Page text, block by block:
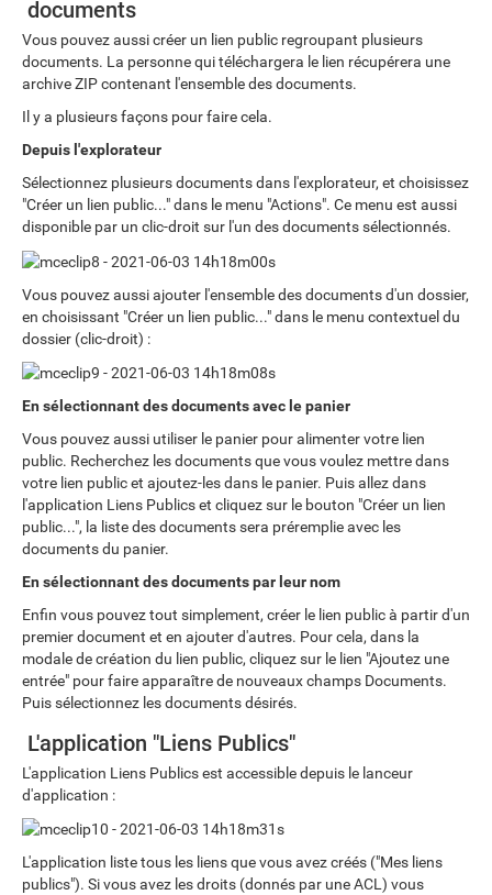
documents
Vous pouvez aussi créer un lien public regroupant plusieurs
documents. La personne qui téléchargera le lien récupérera une
archive ZIP contenant l'ensemble des documents.
Il y a plusieurs façons pour faire cela.
Depuis l'explorateur
Sélectionnez plusieurs documents dans l'explorateur, et choisissez
"Créer un lien public..." dans le menu "Actions". Ce menu est aussi
disponible par un clic-droit sur l'un des documents sélectionnés.
Vous pouvez aussi ajouter l'ensemble des documents d'un dossier,
en choisissant "Créer un lien public..." dans le menu contextuel du
dossier (clic-droit) :
En sélectionnant des documents avec le panier
Vous pouvez aussi utiliser le panier pour alimenter votre lien
public. Recherchez les documents que vous voulez mettre dans
votre lien public et ajoutez-les dans le panier. Puis allez dans
l'application Liens Publics et cliquez sur le bouton "Créer un lien
public...", la liste des documents sera préremplie avec les
documents du panier.
En sélectionnant des documents par leur nom
Enfin vous pouvez tout simplement, créer le lien public à partir d'un
premier document et en ajouter d'autres. Pour cela, dans la
modale de création du lien public, cliquez sur le lien "Ajoutez une
entrée" pour faire apparaître de nouveaux champs Documents.
Puis sélectionnez les documents désirés.
L'application "Liens Publics"
L'application Liens Publics est accessible depuis le lanceur
d'application :
L'application liste tous les liens que vous avez créés ("Mes liens
publics"). Si vous avez les droits (donnés par une ACL) vous